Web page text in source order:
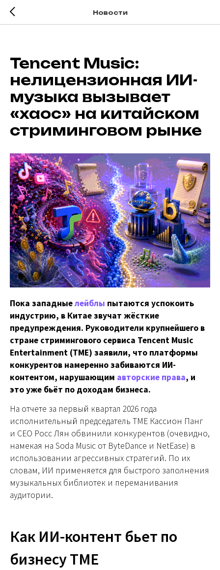
Новости
Tencent Music:
нелицензионная ИИ-
музыка вызывает
«хаос» на китайском
стриминговом рынке
Пока западныелейблы пытаются успокоить
индустрию, в Китае звучат жёсткие
предупреждения. Руководители крупнейшего в
стране стримингового сервиса Tencent Music
Entertainment (TME) заявили, что платформы
конкурентов намеренно забиваются ИИ-
контентом, нарушающим авторские права, и
это уже бьёт по доходам бизнеса.
На отчете за первый квартал 2026 года
исполнительный председатель TME Кассион Панг
и CEO Росс Лян обвинили конкурентов (очевидно,
намекая на Soda Music от ByteDance и NetEase) в
использовании агрессивных стратегий. По их
словам, ИИ применяется для быстрого заполнения
музыкальных библиотек и переманивания
аудитории.
Как ИИ-контент бьет по
бизнесу TME